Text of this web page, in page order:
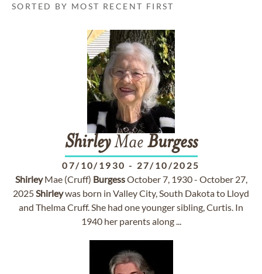
SORTED BY MOST RECENT FIRST
ShirleyMae Burgess
07/10/1930 - 27/10/2025
ShirleyMae (Cruff) BurgessOctober 7, 1930 - October 27,
2025Shirleywas born in Valley City, South Dakota to Lloyd
and Thelma Cruff. She had one younger sibling, Curtis. In
1940 her parents along ...